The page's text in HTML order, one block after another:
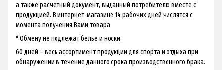
а также расчетный документ, выданный потребителю вместе с
продукцией. В интернет-магазине 14 рабочих дней числятся с
момента получения Вами товара
* Обмену не подлежат белье и носки
60 дней – весь ассортимент продукции для спорта и отдыха при
обнаружении в течение данного срока производственного брака.